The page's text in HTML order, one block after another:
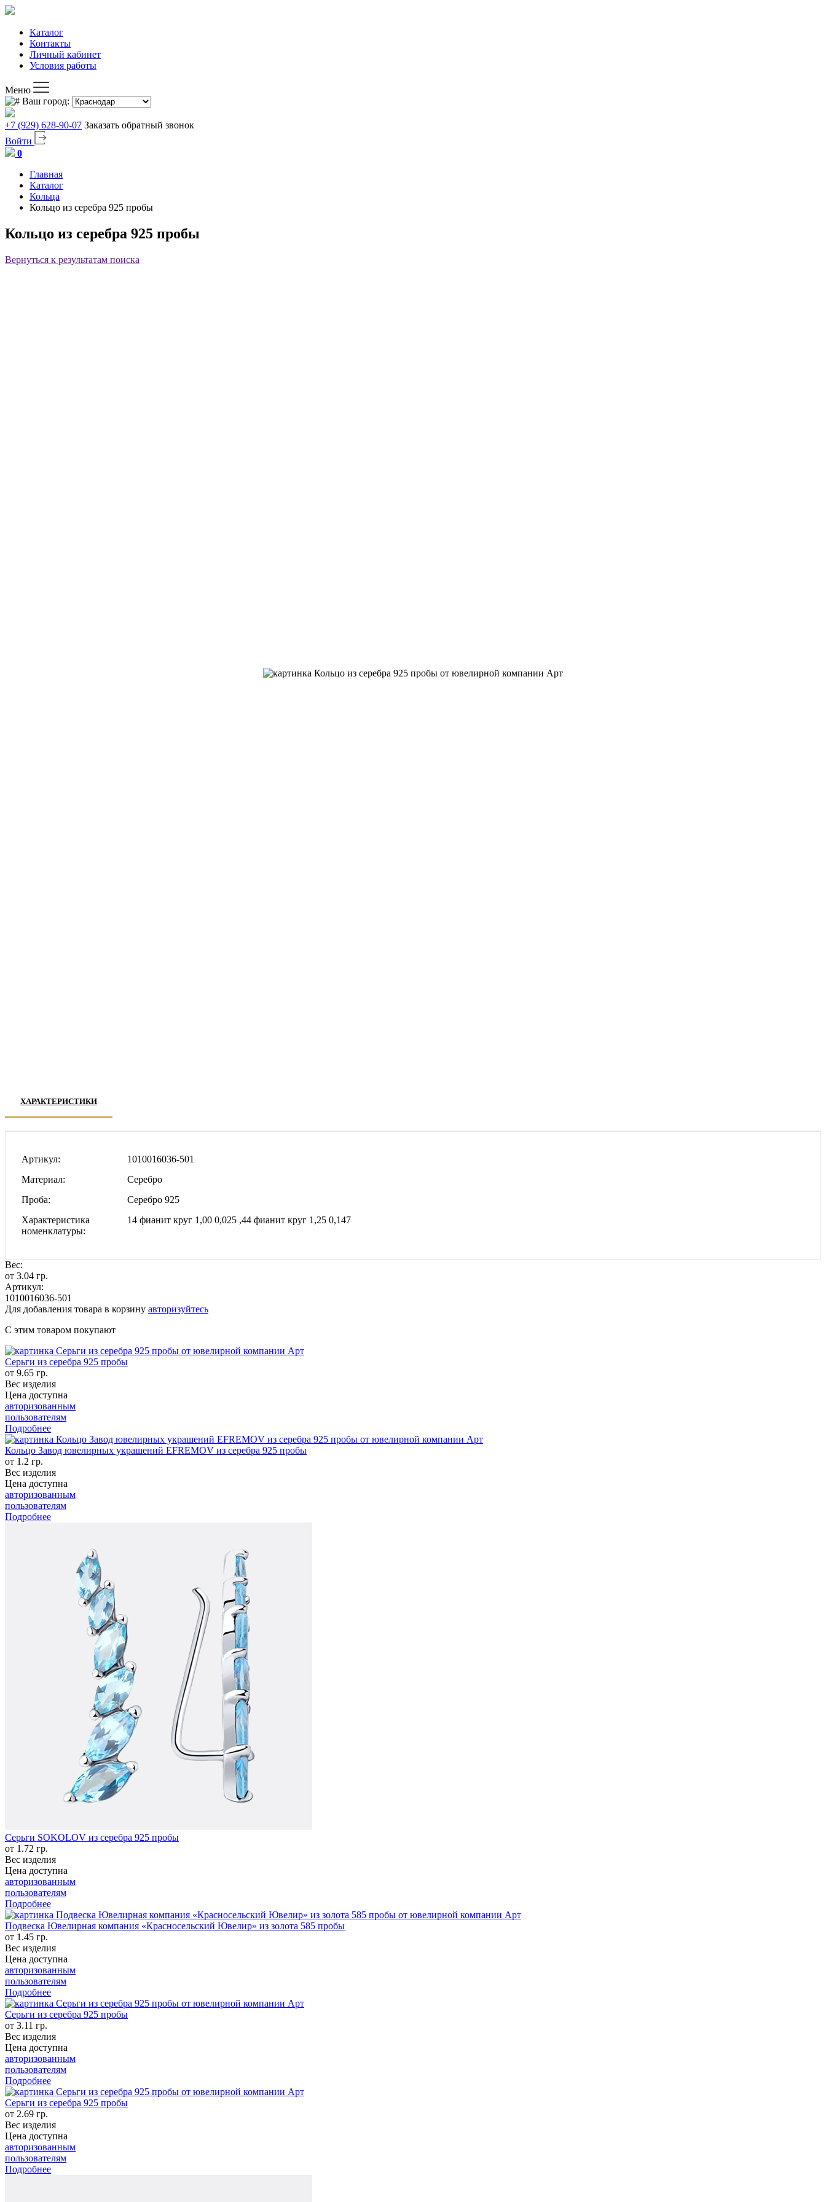
Каталог
Контакты
Личный кабинет
Условия работы
Меню
Ваш город:
+7 (929) 628-90-07 Заказать обратный звонок
Войти
0
Главная
Каталог
Кольца
Кольцо из серебра 925 пробы
Кольцо из серебра 925 пробы
Вернуться к результатам поиска
ХАРАКТЕРИСТИКИ
Артикул
1010016036-501
Материал
Серебро
Проба
Серебро 925
Характеристика
номенклатуры
14 фианит круг 1,00 0,025 ,44 фианит круг 1,25 0,147
Вес:
от 3.04 гр.
Артикул:
1010016036-501
Для добавления товара в корзину авторизуйтесь
С этим товаром покупают
Серьги из серебра 925 пробы
от 9.65 гр.
Вес изделия
Цена доступна
авторизованным
пользователям
Подробнее
Кольцо Завод ювелирных украшений EFREMOV из серебра 925 пробы
от 1.2 гр.
Вес изделия
Цена доступна
авторизованным
пользователям
Подробнее
Серьги SOKOLOV из серебра 925 пробы
от 1.72 гр.
Вес изделия
Цена доступна
авторизованным
пользователям
Подробнее
Подвеска Ювелирная компания «Красносельский Ювелир» из золота 585 пробы
от 1.45 гр.
Вес изделия
Цена доступна
авторизованным
пользователям
Подробнее
Серьги из серебра 925 пробы
от 3.11 гр.
Вес изделия
Цена доступна
авторизованным
пользователям
Подробнее
Серьги из серебра 925 пробы
от 2.69 гр.
Вес изделия
Цена доступна
авторизованным
пользователям
Подробнее